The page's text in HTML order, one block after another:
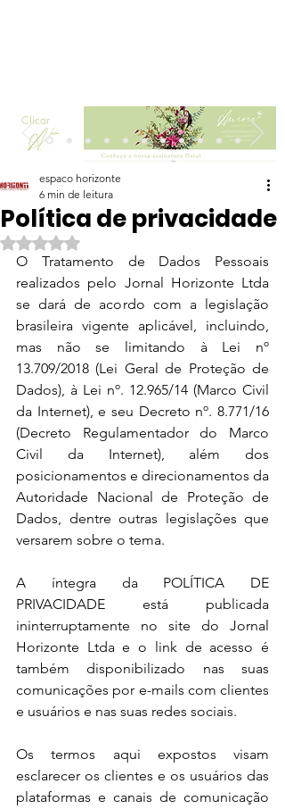
Clicar
Política de privacidade
espaco horizonte
6 min de leitura
Avaliado com NaN de 5 estrelas.
O Tratamento de Dados Pessoais
realizados pelo Jornal Horizonte Ltda
se dará de acordo com a legislação
brasileira vigente aplicável, incluindo,
mas não se limitando à Lei nº
13.709/2018 (Lei Geral de Proteção de
Dados), à Lei nº. 12.965/14 (Marco Civil
da Internet), e seu Decreto nº. 8.771/16
(Decreto Regulamentador do Marco
Civil da Internet), além dos
posicionamentos e direcionamentos da
Autoridade Nacional de Proteção de
Dados, dentre outras legislações que
versarem sobre o tema.
A íntegra da POLÍTICA DE
PRIVACIDADE está publicada
ininterruptamente no site do Jornal
Horizonte Ltda e o link de acesso é
também disponibilizado nas suas
comunicações por e-mails com clientes
e usuários e nas suas redes sociais.
Os termos aqui expostos visam
esclarecer os clientes e os usuários das
plataformas e canais de comunicação